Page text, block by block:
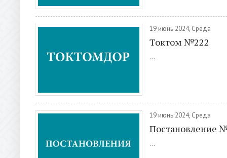
19 июнь 2024, Среда
Токтом №222
...
19 июнь 2024, Среда
Постановление
...